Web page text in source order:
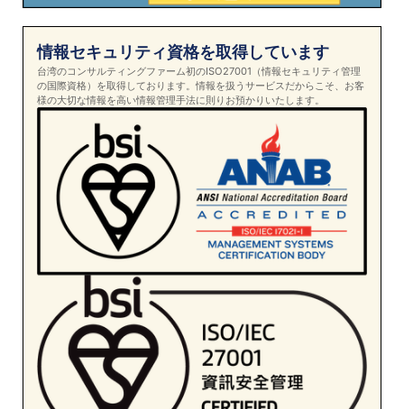
情報セキュリティ資格を取得しています
台湾のコンサルティングファーム初のISO27001（情報セキュリティ管理
の国際資格）を取得しております。情報を扱うサービスだからこそ、お客
様の大切な情報を高い情報管理手法に則りお預かりいたします。